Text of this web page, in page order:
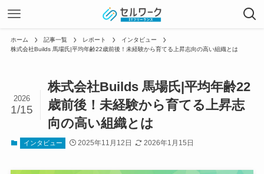
ホーム 記事一覧 レポート
インタビュー
株式会社Builds 馬場氏|平均年齢22歳前後！未経験から育てる上昇志向の高い組織とは
株式会社Builds 馬場氏|平均年齢22
歳前後！未経験から育てる上昇志
向の高い組織とは
2026
1/15
インタビュー 2025年11月12日 2026年1月15日